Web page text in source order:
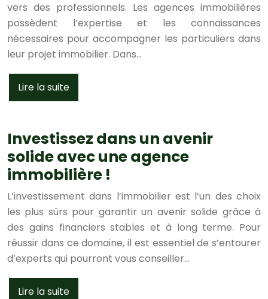
vers des professionnels. Les agences immobilières
possèdent l’expertise et les connaissances
nécessaires pour accompagner les particuliers dans
leur projet immobilier. Dans…
Lire la suite
Investissez dans un avenir
solide avec une agence
immobilière !
L’investissement dans l’immobilier est l’un des choix
les plus sûrs pour garantir un avenir solide grâce à
des gains financiers stables et à long terme. Pour
réussir dans ce domaine, il est essentiel de s’entourer
d’experts qui pourront vous conseiller…
Lire la suite